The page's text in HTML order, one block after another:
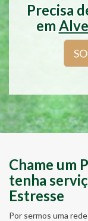
Precisa
em
Chame um
tenha
Estresse
Por sermos uma